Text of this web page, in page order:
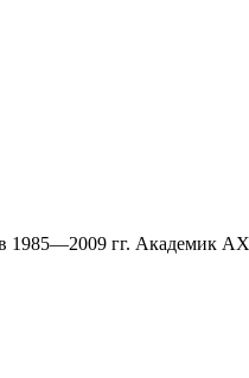
в 1985—2009 гг. Академик